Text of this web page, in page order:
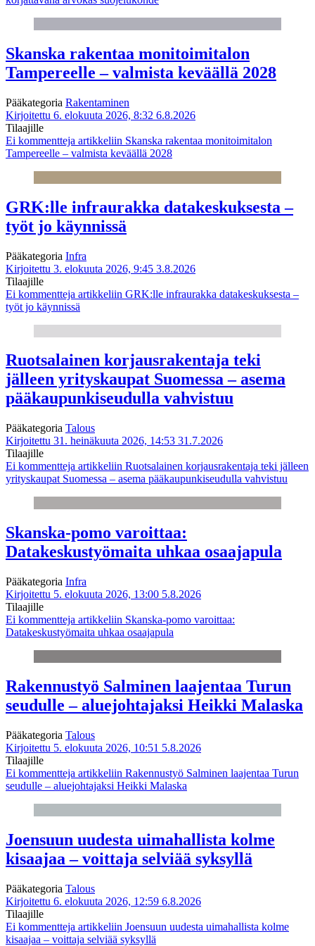
Skanska rakentaa monitoimitalon
Tampereelle – valmista keväällä 2028
Pääkategoria Rakentaminen
Kirjoitettu 6. elokuuta 2026, 8:32 6.8.2026
Tilaajille
Ei kommentteja artikkeliin Skanska rakentaa monitoimitalon
Tampereelle – valmista keväällä 2028
GRK:lle infraurakka datakeskuksesta –
työt jo käynnissä
Pääkategoria Infra
Kirjoitettu 3. elokuuta 2026, 9:45 3.8.2026
Tilaajille
Ei kommentteja artikkeliin GRK:lle infraurakka datakeskuksesta –
työt jo käynnissä
Ruotsalainen korjausrakentaja teki
jälleen yrityskaupat Suomessa – asema
pääkaupunkiseudulla vahvistuu
Pääkategoria Talous
Kirjoitettu 31. heinäkuuta 2026, 14:53 31.7.2026
Tilaajille
Ei kommentteja artikkeliin Ruotsalainen korjausrakentaja teki jälleen
yrityskaupat Suomessa – asema pääkaupunkiseudulla vahvistuu
Skanska-pomo varoittaa:
Datakeskustyömaita uhkaa osaajapula
Pääkategoria Infra
Kirjoitettu 5. elokuuta 2026, 13:00 5.8.2026
Tilaajille
Ei kommentteja artikkeliin Skanska-pomo varoittaa:
Datakeskustyömaita uhkaa osaajapula
Rakennustyö Salminen laajentaa Turun
seudulle – aluejohtajaksi Heikki Malaska
Pääkategoria Talous
Kirjoitettu 5. elokuuta 2026, 10:51 5.8.2026
Tilaajille
Ei kommentteja artikkeliin Rakennustyö Salminen laajentaa Turun
seudulle – aluejohtajaksi Heikki Malaska
Joensuun uudesta uimahallista kolme
kisaajaa – voittaja selviää syksyllä
Pääkategoria Talous
Kirjoitettu 6. elokuuta 2026, 12:59 6.8.2026
Tilaajille
Ei kommentteja artikkeliin Joensuun uudesta uimahallista kolme
kisaajaa – voittaja selviää syksyllä